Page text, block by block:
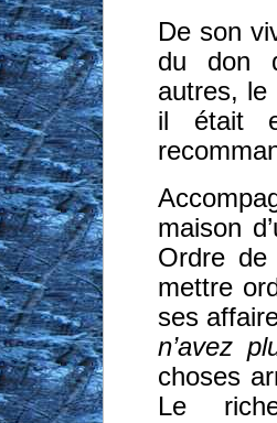
De son
du don
autres, le
il était
maison
Ordre de
mettre
ses
n’avez
choses
Le